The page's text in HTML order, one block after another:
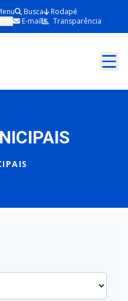
Busca Rodapé
E-mail Transparência